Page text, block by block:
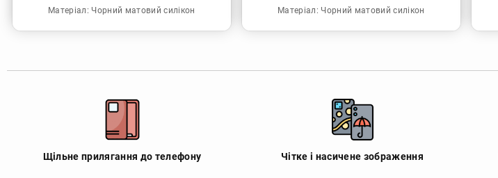
Матеріал: Чорний матовий силікон Матеріал: Чорний матовий силікон
Щільне прилягання до телефону Чітке і насичене зображення